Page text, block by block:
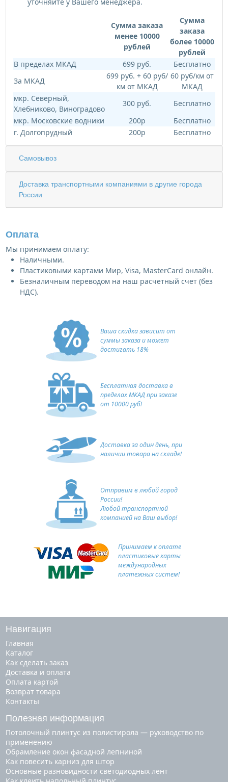
Сумма заказа
менее 10000
рублей
Сумма
заказа
более 10000
рублей
В пределах МКАД
699 руб.
Бесплатно
За МКАД
699 руб. + 60 руб/
км от МКАД
60 руб/км от
МКАД
мкр. Северный,
Хлебниково, Виноградово
300 руб.
Бесплатно
мкр. Московские водники
200р
Бесплатно
г. Долгопрудный
200р Бесплатно
Самовывоз
Доставка транспортными компаниями в другие города
России
Оплата
Мы принимаем оплату:
Наличными.
Пластиковыми картами Мир, Visa, MasterCard онлайн.
Безналичным переводом на наш расчетный счет (без
НДС).
Ваша скидка зависит от
суммы заказа и может
достигать 18%
Бесплатная доставка в
пределах МКАД при заказе
от 10000 руб!
Доставка за один день, при
наличии товара на складе!
Отправим в любой город
России!
Любой транспортной
компанией на Ваш выбор!
Принимаем к оплате
пластиковые карты
международных
платежных систем!
Навигация
Главная
Каталог
Как сделать заказ
Доставка и оплата
Оплата картой
Возврат товара
Контакты
Полезная информация
Потолочный плинтус из полистирола — руководство по
применению
Обрамление окон фасадной лепниной
Как повесить карниз для штор
Основные разновидности светодиодных лент